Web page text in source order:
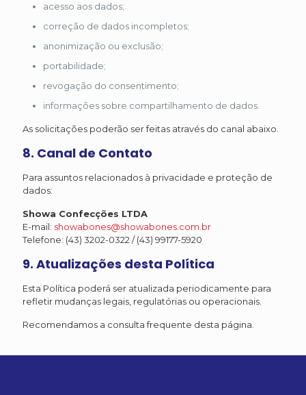
acesso aos dados;
correção de dados incompletos;
anonimização ou exclusão;
portabilidade;
revogação do consentimento;
informações sobre compartilhamento de dados.
As solicitações poderão ser feitas através do canal abaixo.
8. Canal de Contato
Para assuntos relacionados à privacidade e proteção de
dados:
Showa Confecções LTDA
E-mail: showabones@showabones.com.br
Telefone: (43) 3202-0322 / (43) 99177-5920
9. Atualizações desta Política
Esta Política poderá ser atualizada periodicamente para
refletir mudanças legais, regulatórias ou operacionais.
Recomendamos a consulta frequente desta página.